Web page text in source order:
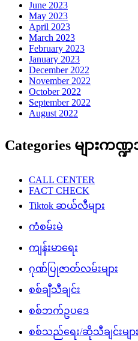
June 2023
May 2023
April 2023
March 2023
February 2023
January 2023
December 2022
November 2022
October 2022
September 2022
August 2022
Categories များ
CALL CENTER
FACT CHECK
Tiktok ဆယ်လီများ
ကံစမ်းမဲ
ကျန်းမာရေး
ဂုဏ်ပြုဇာတ်လမ်းများ
စစ်ချီသီချင်း
စစ်ဘက်ဥပဒေ
စစ်သည်ရေး/ဆိုသီချင်းများ